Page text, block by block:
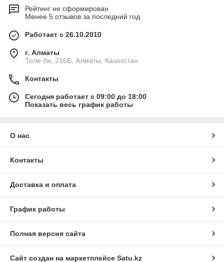
Рейтинг не сформирован
Менее 5 отзывов за последний год
Работает с 26.10.2010
г. Алматы
Толе би, 216Б, Алматы, Казахстан
Контакты
Сегодня работает с 09:00 до 18:00
Показать весь график работы
О нас
Контакты
Доставка и оплата
График работы
Полная версия сайта
Сайт создан на маркетплейсе Satu.kz